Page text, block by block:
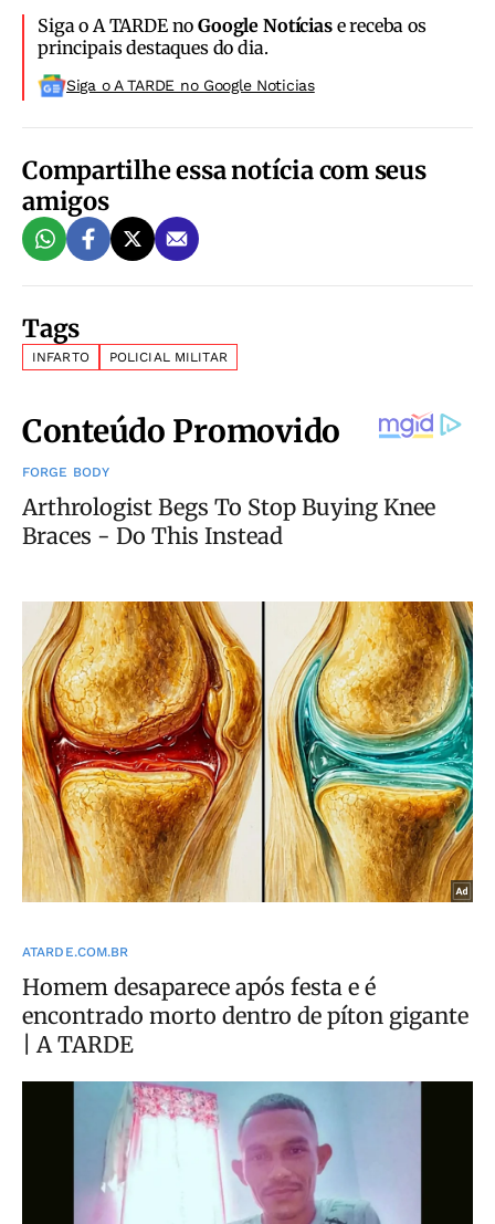
Siga o A TARDE noGoogle Notíciase receba os
principais destaques do dia.
Siga o A TARDE no Google Noticias
Compartilhe essa notícia com seus
amigos
Tags
INFARTO POLICIAL MILITAR